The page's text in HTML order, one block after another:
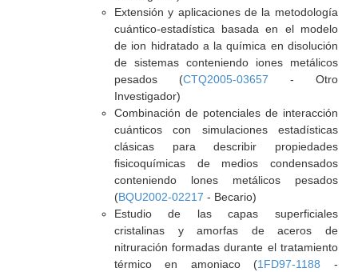
Extensión y aplicaciones de la metodología
cuántico-estadística basada en el modelo
de ion hidratado a la química en disolución
de sistemas conteniendo iones metálicos
pesados (CTQ2005-03657 - Otro
Investigador)
Combinación de potenciales de interacción
cuánticos con simulaciones estadísticas
clásicas para describir propiedades
fisicoquímicas de medios condensados
conteniendo lones metálicos pesados
(BQU2002-02217 - Becario)
Estudio de las capas superficiales
cristalinas y amorfas de aceros de
nitruración formadas durante el tratamiento
térmico en amoniaco (1FD97-1188 -